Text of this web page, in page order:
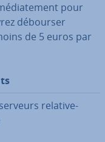
pour
débourser
de 5 euros par
re­la­ti­ve­